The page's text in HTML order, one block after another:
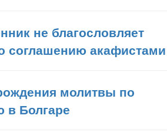
не благословляет
соглашению акафистами
молитвы по
в Болгаре